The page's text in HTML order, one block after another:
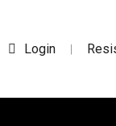
Login |